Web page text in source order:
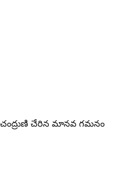
| చంద్రుణి చేరిన మానవ గమనం